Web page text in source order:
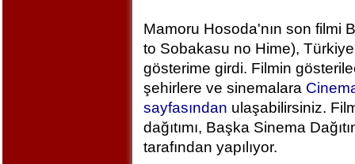
Mamoru Hosoda'nın son filmi
to Sobakasu no Hime),
gösterime girdi. Filmin
şehirlere ve sinemalara
sayfasından ulaşabilirsiniz.
dağıtımı, Başka Sinema
tarafından yapılıyor.